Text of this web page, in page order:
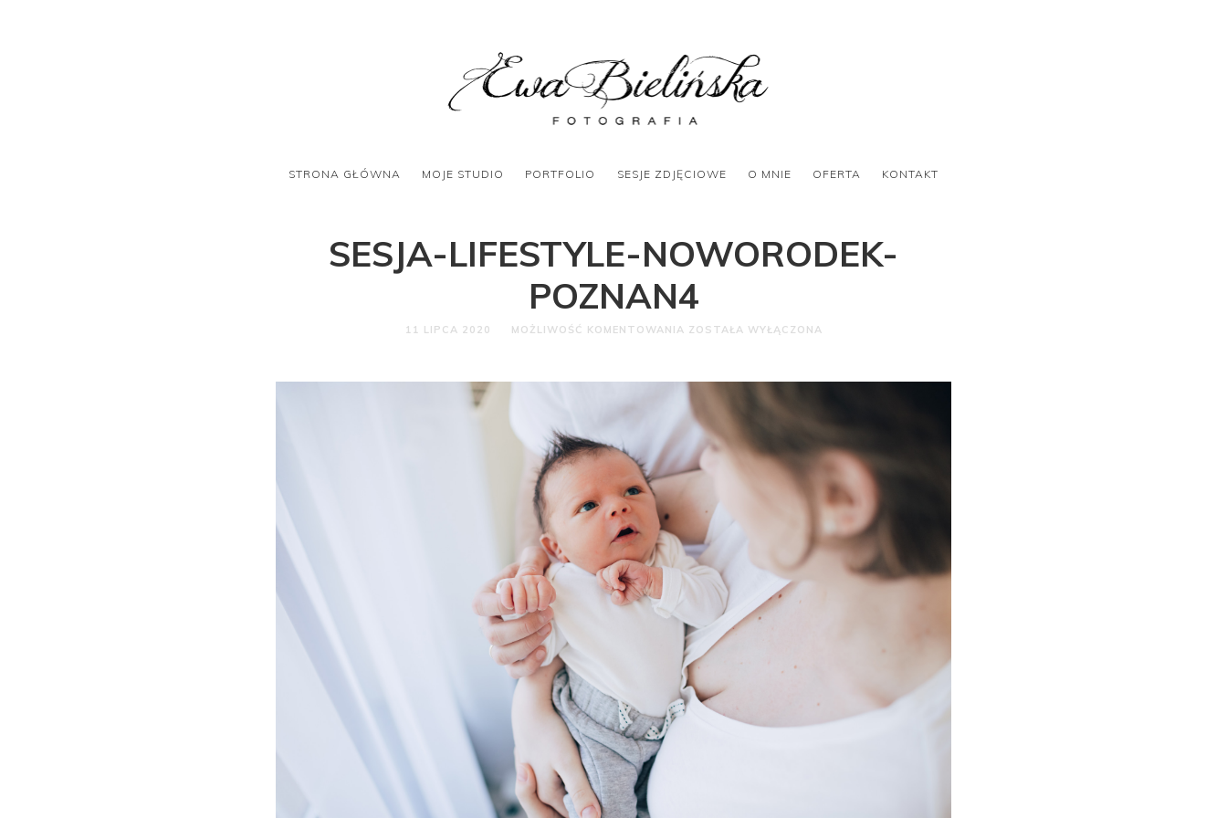
STRONA GŁÓWNA MOJE STUDIO PORTFOLIO SESJE ZDJĘCIOWE O MNIE OFERTA KONTAKT
SESJA-LIFESTYLE-NOWORODEK-
POZNAN4
11 LIPCA 2020 MOŻLIWOŚĆ KOMENTOWANIA ZOSTAŁA WYŁĄCZONA